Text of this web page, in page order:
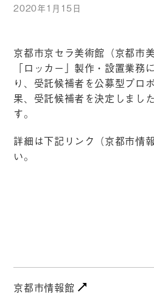
2020年1月15日
京都市京セラ美術館（京都市
「ロッカー」製作・設置業務
り、受託候補者を公募型プロ
果、受託候補者を決定しまし
す。
詳細は下記リンク（京都市情
い。
京都市情報館